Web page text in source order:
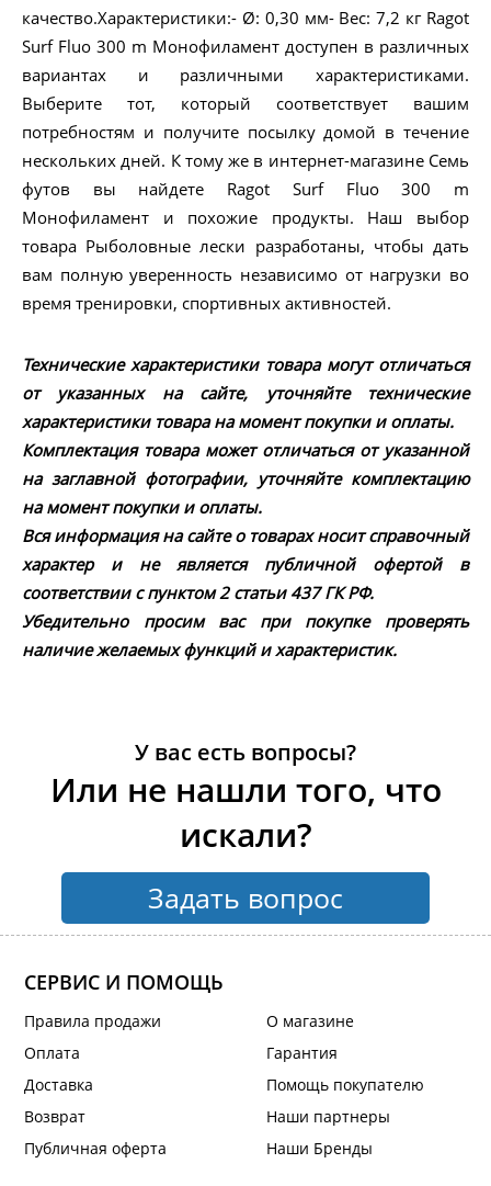
качество.Характеристики:- Ø: 0,30 мм- Вес: 7,2 кг Ragot
Surf Fluo 300 m Монофиламент доступен в различных
вариантах и различными характеристиками.
Выберите тот, который соответствует вашим
потребностям и получите посылку домой в течение
нескольких дней. К тому же в интернет-магазине Семь
футов вы найдете Ragot Surf Fluo 300 m
Монофиламент и похожие продукты. Наш выбор
товара Рыболовные лески разработаны, чтобы дать
вам полную уверенность независимо от нагрузки во
время тренировки, спортивных активностей.
Технические характеристики товара могут отличаться
от указанных на сайте, уточняйте технические
характеристики товара на момент покупки и оплаты.
Комплектация товара может отличаться от указанной
на заглавной фотографии, уточняйте комплектацию
на момент покупки и оплаты.
Вся информация на сайте о товарах носит справочный
характер и не является публичной офертой в
соответствии с пунктом 2 статьи 437 ГК РФ.
Убедительно просим вас при покупке проверять
наличие желаемых функций и характеристик.
У вас есть вопросы?
Или не нашли того, что
искали?
Задать вопрос
СЕРВИС И ПОМОЩЬ
Правила продажи
Оплата
Доставка
Возврат
Публичная оферта
О магазине
Гарантия
Помощь покупателю
Наши партнеры
Наши Бренды